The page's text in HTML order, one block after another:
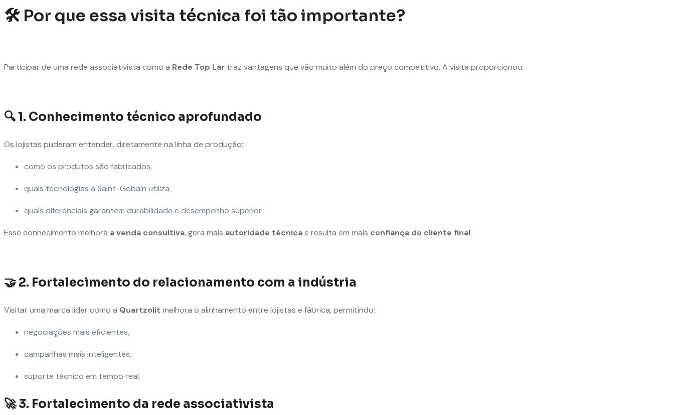
🛠️ Por que essa visita técnica foi tão importante?
Participar de uma rede associativista como a Rede Top Lar traz vantagens que vão muito além do preço competitivo. A visita proporcionou:
🔍1. Conhecimento técnico aprofundado
Os lojistas puderam entender, diretamente na linha de produção:
como os produtos são fabricados,
quais tecnologias a Saint-Gobain utiliza,
quais diferenciais garantem durabilidade e desempenho superior.
Esse conhecimento melhora a venda consultiva, gera mais autoridade técnicae resulta em mais confiança do cliente final.
🤝 2. Fortalecimento do relacionamento com a indústria
Visitar uma marca líder como a Quartzolit melhora o alinhamento entre lojistas e fábrica, permitindo:
negociações mais eficientes,
campanhas mais inteligentes,
suporte técnico em tempo real.
🚀3. Fortalecimento da rede associativista